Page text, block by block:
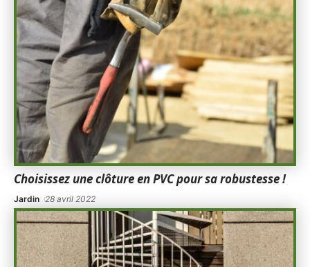
Choisissez une clôture en PVC pour sa robustesse !
Jardin 28 avril 2022